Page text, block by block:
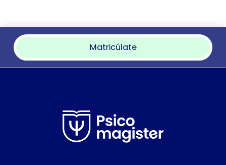
Matricúlate